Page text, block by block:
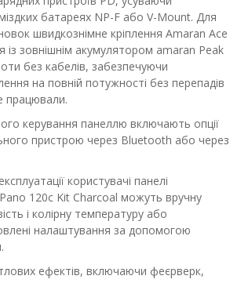
батареях NP-F або V-Mount. Для
швидкознімне кріплення Amaran Ace
із зовнішнім акумулятором amaran Peak
без кабелів, забезпечуючи
на повній потужності без перепадів
працювали.
керування панеллю включають опції
пристрою через Bluetooth або через
користувачі панелі
Pano 120c Kit Charcoal можуть вручну
і колірну температуру або
налаштування за допомогою
ефектів, включаючи феєрверк,